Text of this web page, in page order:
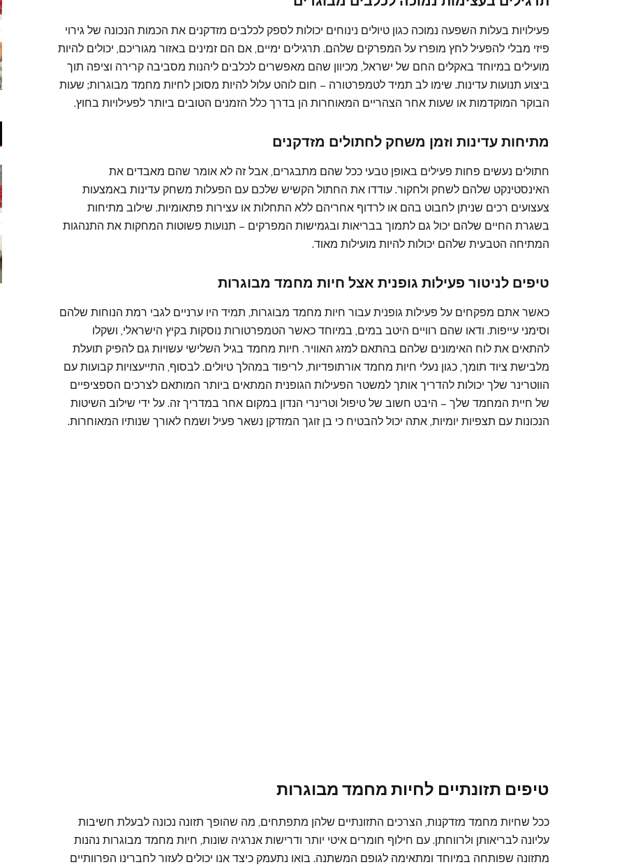
פעילויות בעלות השפעה נמוכה כגון טיולים נינוחים יכולות לספק לכלבים מזדקנים את הכמות הנכונה של גירוי
פיזי מבלי להפעיל לחץ מופרז על המפרקים שלהם. תרגילים ימיים, אם הם זמינים באזור מגוריכם, יכולים להיות
מועילים במיוחד באקלים החם של ישראל, מכיוון שהם מאפשרים לכלבים ליהנות מסביבה קרירה וציפה תוך
ביצוע תנועות עדינות. שימו לב תמיד לטמפרטורה – חום לוהט עלול להיות מסוכן לחיות מחמד מבוגרות; שעות
הבוקר המוקדמות או שעות אחר הצהריים המאוחרות הן בדרך כלל הזמנים הטובים ביותר לפעילויות בחוץ.
מתיחות עדינות וזמן משחק לחתולים מזדקנים
חתולים נעשים פחות פעילים באופן טבעי ככל שהם מתבגרים, אבל זה לא אומר שהם מאבדים את
האינסטינקט שלהם לשחק ולחקור. עודדו את החתול הקשיש שלכם עם הפעלות משחק עדינות באמצעות
צעצועים רכים שניתן לחבוט בהם או לרדוף אחריהם ללא התחלות או עצירות פתאומיות. שילוב מתיחות
בשגרת החיים שלהם יכול גם לתמוך בבריאות ובגמישות המפרקים – תנועות פשוטות המחקות את התנהגות
המתיחה הטבעית שלהם יכולות להיות מועילות מאוד.
טיפים לניטור פעילות גופנית אצל חיות מחמד מבוגרות
כאשר אתם מפקחים על פעילות גופנית עבור חיות מחמד מבוגרות, תמיד היו ערניים לגבי רמת הנוחות שלהם
וסימני עייפות. ודאו שהם רוויים היטב במים, במיוחד כאשר הטמפרטורות נוסקות בקיץ הישראלי, ושקלו
להתאים את לוח האימונים שלהם בהתאם למזג האוויר. חיות מחמד בגיל השלישי עשויות גם להפיק תועלת
מלבישת ציוד תומך, כגון נעלי חיות מחמד אורתופדיות, לריפוד במהלך טיולים. לבסוף, התייעצויות קבועות עם
הווטרינר שלך יכולות להדריך אותך למשטר הפעילות הגופנית המתאים ביותר המותאם לצרכים הספציפיים
של חיית המחמד שלך – היבט חשוב של טיפול וטרינרי הנדון במקום אחר במדריך זה. על ידי שילוב השיטות
הנכונות עם תצפיות יומיות, אתה יכול להבטיח כי בן זוגך המזדקן נשאר פעיל ושמח לאורך שנותיו המאוחרות.
טיפים תזונתיים לחיות מחמד מבוגרות
ככל שחיות מחמד מזדקנות, הצרכים התזונתיים שלהן מתפתחים, מה שהופך תזונה נכונה לבעלת חשיבות
עליונה לבריאותן ולרווחתן. עם חילוף חומרים איטי יותר ודרישות אנרגיה שונות, חיות מחמד מבוגרות נהנות
מתזונה שפותחה במיוחד ומתאימה לגופם המשתנה. בואו נתעמק כיצד אנו יכולים לעזור לחברינו הפרוותיים